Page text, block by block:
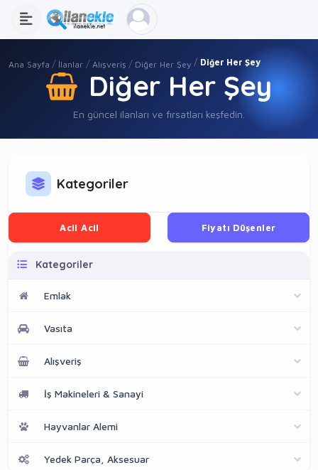
Ana Sayfa İlanlar Alışveriş Diğer Her Şey Diğer Her Şey
Diğer Her Şey
En güncel ilanları ve fırsatları keşfedin.
Kategoriler
Acil Acil Fiyatı Düşenler
Kategoriler
Emlak
Vasıta
Alışveriş
İş Makineleri & Sanayi
Hayvanlar Alemi
Yedek Parça, Aksesuar